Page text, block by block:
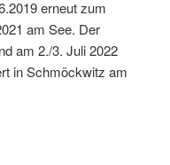
erneut zum
am See. Der
am 2./3. Juli 2022
in Schmöckwitz am